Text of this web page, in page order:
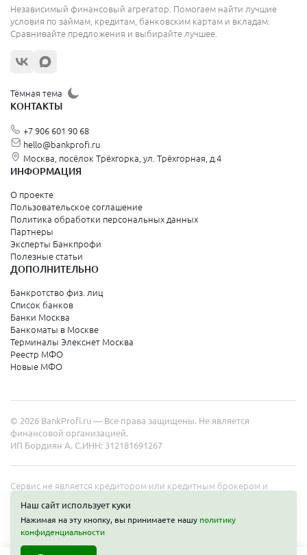
Сергиев Посад
Орехово-Зуево
Щёлково
Видное
Зеленоград
Санкт-Петербург и Ленинградская область
Колпино
Санкт-Петербург
Краснодарский край
Армавир
Сочи
Анапа
Ейск
Свердловская область
Независимый финансовый агрегатор. Помогаем найти лучшие
условия по займам, кредитам, банковским картам и вкладам.
Сравнивайте предложения и выбирайте лучшее.
Тёмная тема
КОНТАКТЫ
+7 906 601 90 68
hello@bankprofi.ru
Москва, посёлок Трёхгорка, ул. Трёхгорная, д.4
ИНФОРМАЦИЯ
О проекте
Пользовательское соглашение
Политика обработки персональных данных
Партнеры
Эксперты Банкпрофи
Полезные статьи
ДОПОЛНИТЕЛЬНО
Банкротство физ. лиц
Список банков
Банки Москва
Банкоматы в Москве
Терминалы Элекснет Москва
Реестр МФО
Новые МФО
© 2026 BankProfi.ru — Все права защищены. Не является
финансовой организацией.
ИП Бордиян А. С.ИНН: 312181691267
Сервис не является кредитором или кредитным брокером и
на сайте не является публичной офертой. Полные условия услуг
уточняйте на сайте организаций.
Наш сайт использует куки
Нажимая на эту кнопку, вы принимаете нашу политику
конфиденциальности